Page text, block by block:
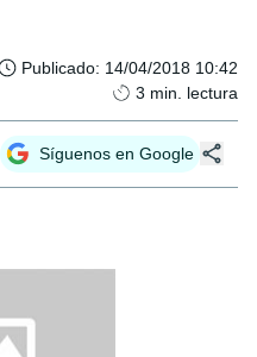
Publicado: 14/04/2018 10:42
3 min. lectura
Síguenos en Google